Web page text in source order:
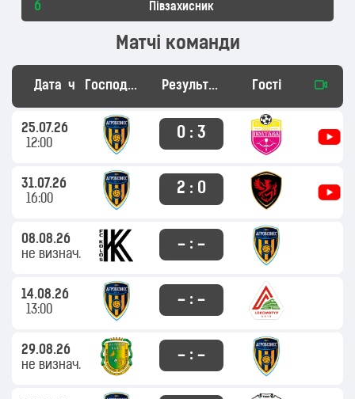
6 Півзахисник
Матчі команди
Дата час Господарі Результат Гості
25.07.26
12:00
0 : 3
31.07.26
16:00
2 : 0
08.08.26
не визнач.
– : –
14.08.26
13:00
– : –
29.08.26
не визнач.
– : –